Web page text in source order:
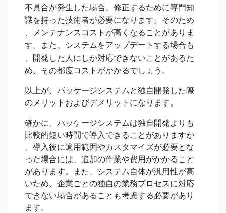
不具合が発生した場合、修正するために専門知
識を持った技術者が必要になります。そのため
、メンテナンスコストが高くなることがありま
す。また、システムをアップデートする場合も
、開発した人にしか対応できないことがあるた
め、その都度コストがかかるでしょう。
以上が、パッケージシステムと独自開発した際
のメリットおよびデメリットになります。
確かに、パッケージシステムは独自開発よりも
比較的短い時間で導入できることがありますが
、導入後に適用範囲やカスタマイズが必要とな
った場合には、追加の作業や費用がかかること
があります。また、システム自体が汎用性が高
いため、企業ごとの独自の業務プロセスに対応
できない場合があることも考慮する必要があり
ます。